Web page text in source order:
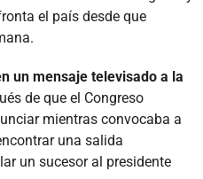
el país desde que
un mensaje televisado a la
de que el Congreso
mientras convocaba a
una salida
un sucesor al presidente